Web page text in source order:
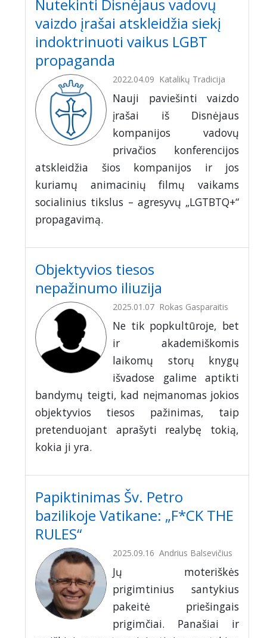
Nutekinti Disnėjaus vadovų
vaizdo įrašai atskleidžia siekį
indoktrinuoti vaikus LGBT
propaganda
2022.04.09 Katalikų Tradicija
Nauji paviešinti vaizdo
įrašai iš Disnėjaus
kompanijos vadovų
privačios konferencijos
atskleidžia šios kompanijos ir jos
kuriamų animacinių filmų vaikams
socialinius tikslus – agresyvų „LGTBTQ+“
propagavimą.
Objektyvios tiesos
nepažinumo iliuzija
2025.01.07 Rokas Gasparaitis
Ne tik popkultūroje, bet
ir akademiškomis
laikomų storų knygų
išvadose galime aptikti
bandymų teigti, kad neįmanomas jokios
objektyvios tiesos pažinimas, taip
pretenduojant aprašyti realybę tokią,
kokia ji yra.
Papiktinimas Šv. Petro
bazilikoje Vatikane: „F*CK THE
RULES“
2025.09.16 Andrius Balsevičius
Jų moteriškės
prigimtinius santykius
pakeitė priešingais
prigimčiai. Panašiai ir